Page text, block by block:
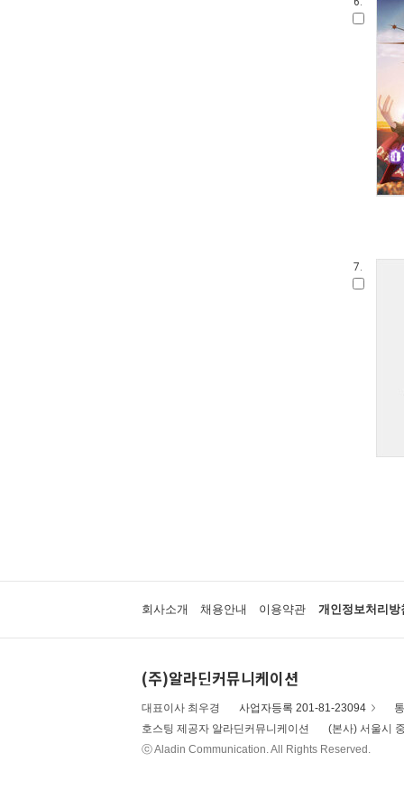
7.
회사소개 채용안내 이용약관 개인정보처리방
(주)알라딘커뮤니케이션
대표이사 최우경 사업자등록 201-81-23094
호스팅 제공자 알라딘커뮤니케이션
(본사) 서울시
ⓒ Aladin Communication. All Rights Reserved.